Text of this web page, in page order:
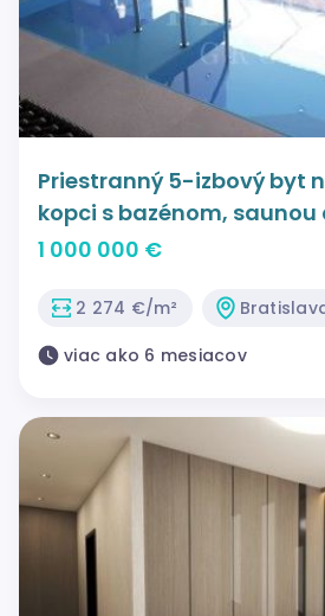
Priestranný 5-izbový byt
kopci s bazénom, saunou
1 000 000 €
2 274 €/m²
viac ako 6 mesiacov